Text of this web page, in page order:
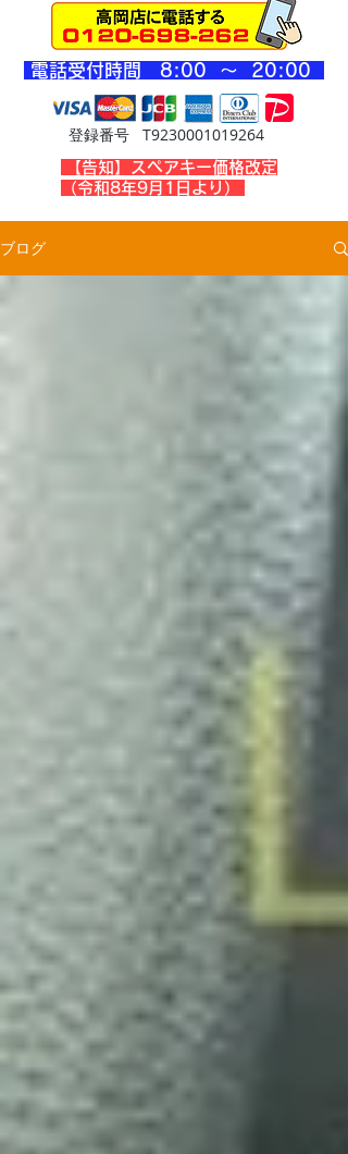
登録番号 T9230001019264
​電話受付時間 8:00 ～ 20:00
​【告知】スペアキー価格改定
（令和8年9月1日より）
ブログ